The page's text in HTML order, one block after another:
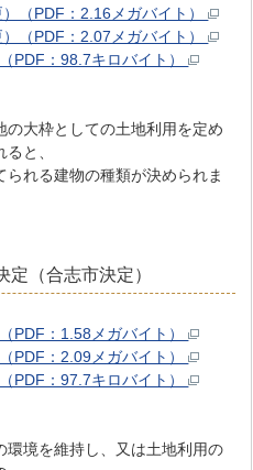
（PDF：2.16メガバイト）
（PDF：2.07メガバイト）
PDF：98.7キロバイト）
大枠としての土地利用を定め
と、
れる建物の種類が決められま
定（合志市決定）
PDF：1.58メガバイト）
PDF：2.09メガバイト）
PDF：97.7キロバイト）
境を維持し、又は土地利用の